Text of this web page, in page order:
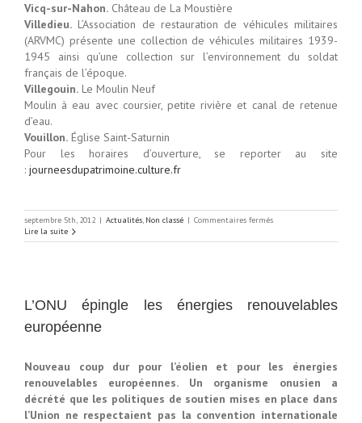
Vicq-sur-Nahon. Château de La Moustière
Villedieu. L’Association de restauration de véhicules militaires
(ARVMC) présente une collection de véhicules militaires 1939-
1945 ainsi qu’une collection sur l’environnement du soldat
français de l’époque.
Villegouin. Le Moulin Neuf
Moulin à eau avec coursier, petite rivière et canal de retenue
d’eau.
Vouillon. Église Saint-Saturnin
Pour les horaires d’ouverture, se reporter au site
: journeesdupatrimoine.culture.fr
septembre 5th, 2012 | Actualités, Non classé | Commentaires ferméssur
européennes
15-
Lire la suite
L’ONU épingle les énergies renouvelables
européenne
Nouveau coup dur pour l’éolien et pour les énergies
renouvelables européennes. Un organisme onusien a
décrété que les politiques de soutien mises en place dans
l’Union ne respectaient pas la convention internationale